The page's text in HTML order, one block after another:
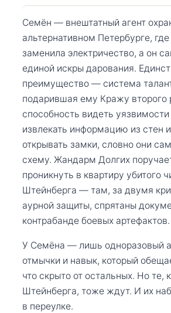
Семён — внештатный агент
альтернативном Петербурге,
заменила электричество, а он
единой искры дарования.
преимущество — система
подарившая ему Кражу второго
способность видеть
извлекать информацию из стен
открывать замки, словно они
схему. Жандарм Долгих
проникнуть в квартиру убитого
Штейнберга — там, за двумя
аурной защиты, спрятаны
контрабанде боевых артефактов.
У Семёна — лишь одноразовый
отмычки и навык, который
что скрыто от остальных. Но те,
Штейнберга, тоже ждут. И их
в переулке.